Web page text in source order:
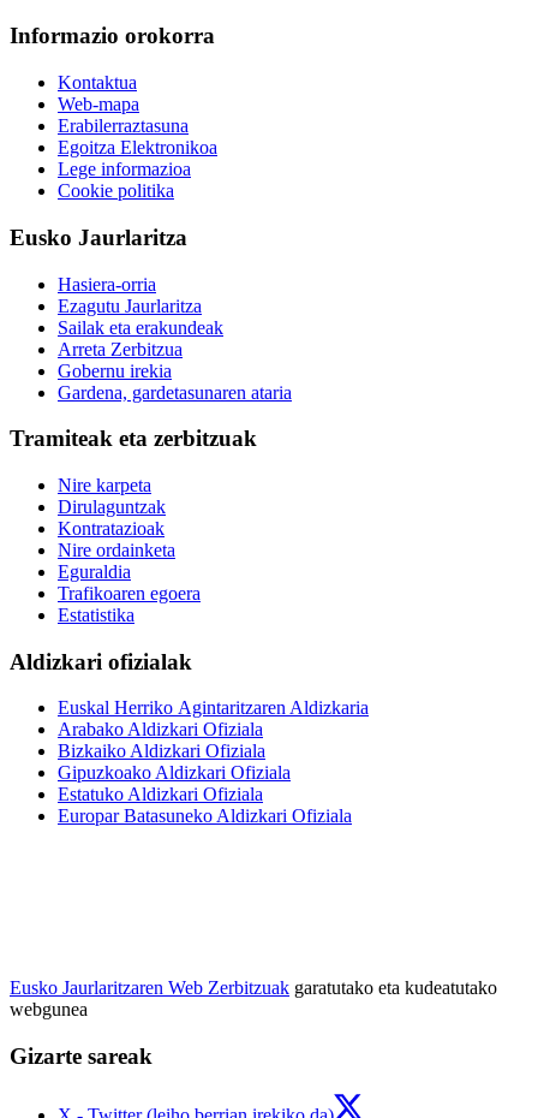
Informazio orokorra
Kontaktua
Web-mapa
Erabilerraztasuna
Egoitza Elektronikoa
Lege informazioa
Cookie politika
Eusko Jaurlaritza
Hasiera-orria
Ezagutu Jaurlaritza
Sailak eta erakundeak
Arreta Zerbitzua
Gobernu irekia
Gardena, gardetasunaren ataria
Tramiteak eta zerbitzuak
Nire karpeta
Dirulaguntzak
Kontratazioak
Nire ordainketa
Eguraldia
Trafikoaren egoera
Estatistika
Aldizkari ofizialak
Euskal Herriko Agintaritzaren Aldizkaria
Arabako Aldizkari Ofiziala
Bizkaiko Aldizkari Ofiziala
Gipuzkoako Aldizkari Ofiziala
Estatuko Aldizkari Ofiziala
Europar Batasuneko Aldizkari Ofiziala
Eusko Jaurlaritzaren Web Zerbitzuak garatutako eta kudeatutako
webgunea
Gizarte sareak